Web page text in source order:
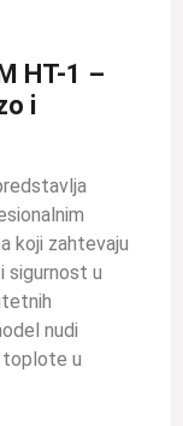
HT-1 –
i
koji zahtevaju
sigurnost u
nudi
toplote u